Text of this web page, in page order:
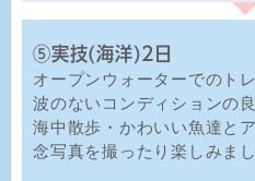
⑤実技(海洋)2日
オープンウォーターでのト
波のないコンディションの
海中散歩・かわいい魚達と
念写真を撮ったり楽しみまし